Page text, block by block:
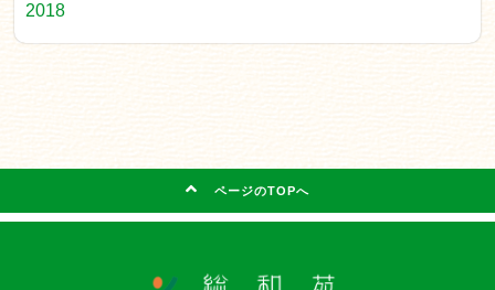
2018
ページのTOPへ